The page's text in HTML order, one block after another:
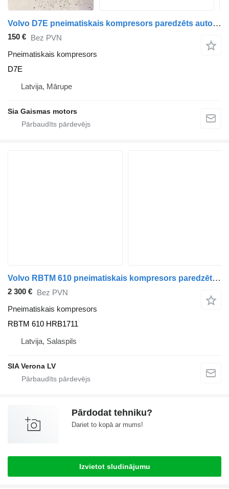
Volvo D7E pneimatiskais kompresors paredzēts autobusa
150 € Bez PVN
Pneimatiskais kompresors
D7E
Latvija, Mārupe
Sia Gaismas motors
Volvo RBTM 610 pneimatiskais kompresors paredzēts Volvo FH4 vilcēja
2 300 € Bez PVN
Pneimatiskais kompresors
RBTM 610 HRB1711
Latvija, Salaspils
SIA Verona LV
Pārdodat tehniku?
Dariet to kopā ar mums!
Izvietot sludinājumu